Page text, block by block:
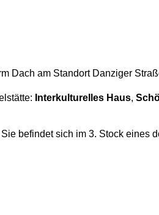
Dach am Standort Danziger
Interkulturelles Haus,
befindet sich im 3. Stock eines